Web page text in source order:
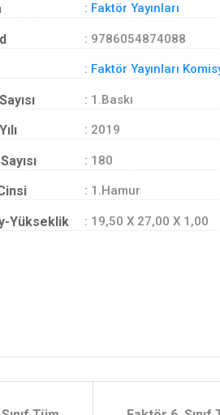
: Faktör Yayınları
: 9786054874088
: Faktör Yayınları
: 1.Baskı
: 2019
: 180
: 1.Hamur
Yükseklik : 19,50 X 27,00 X 1,00